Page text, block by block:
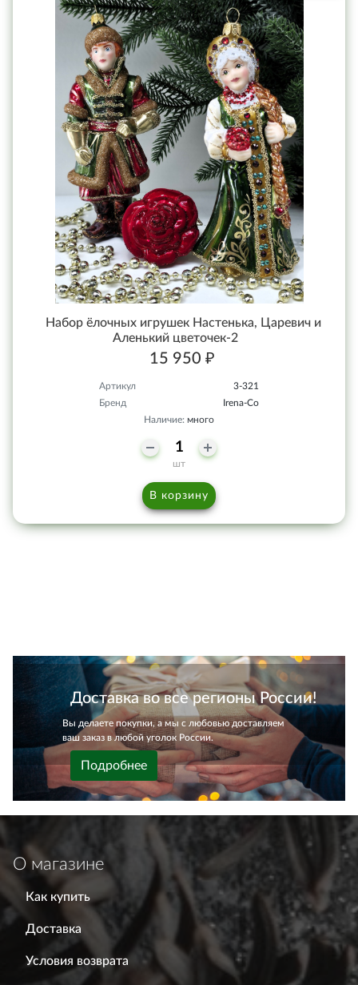
Набор ёлочных игрушек Настенька, Царевич и
Аленький цветочек-2
15 950 ₽
Артикул
3-321
Бренд
Irena-Co
Наличие: много
шт
В корзину
Доставка во все регионы России!
Вы делаете покупки, а мы с любовью доставляем
ваш заказ в любой уголок России.
Подробнее
О магазине
Как купить
Доставка
Условия возврата